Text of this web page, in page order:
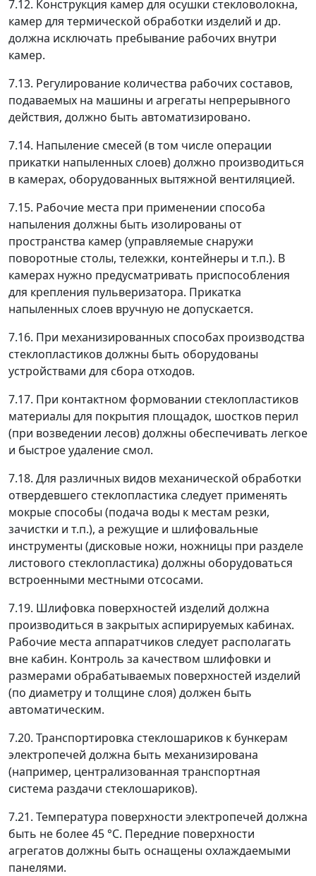
7.12. Конструкция камер для осушки стекловолокна,
камер для термической обработки изделий и др.
должна исключать пребывание рабочих внутри
камер.
7.13. Регулирование количества рабочих составов,
подаваемых на машины и агрегаты непрерывного
действия, должно быть автоматизировано.
7.14. Напыление смесей (в том числе операции
прикатки напыленных слоев) должно производиться
в камерах, оборудованных вытяжной вентиляцией.
7.15. Рабочие места при применении способа
напыления должны быть изолированы от
пространства камер (управляемые снаружи
поворотные столы, тележки, контейнеры и т.п.). В
камерах нужно предусматривать приспособления
для крепления пульверизатора. Прикатка
напыленных слоев вручную не допускается.
7.16. При механизированных способах производства
стеклопластиков должны быть оборудованы
устройствами для сбора отходов.
7.17. При контактном формовании стеклопластиков
материалы для покрытия площадок, шостков перил
(при возведении лесов) должны обеспечивать легкое
и быстрое удаление смол.
7.18. Для различных видов механической обработки
отвердевшего стеклопластика следует применять
мокрые способы (подача воды к местам резки,
зачистки и т.п.), а режущие и шлифовальные
инструменты (дисковые ножи, ножницы при разделе
листового стеклопластика) должны оборудоваться
встроенными местными отсосами.
7.19. Шлифовка поверхностей изделий должна
производиться в закрытых аспирируемых кабинах.
Рабочие места аппаратчиков следует располагать
вне кабин. Контроль за качеством шлифовки и
размерами обрабатываемых поверхностей изделий
(по диаметру и толщине слоя) должен быть
автоматическим.
7.20. Транспортировка стеклошариков к бункерам
электропечей должна быть механизирована
(например, централизованная транспортная
система раздачи стеклошариков).
7.21. Температура поверхности электропечей должна
быть не более 45 °С. Передние поверхности
агрегатов должны быть оснащены охлаждаемыми
панелями.